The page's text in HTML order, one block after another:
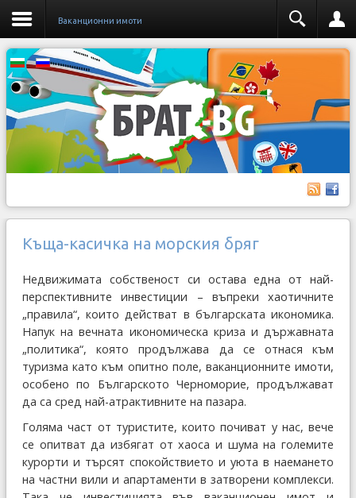
Ваканционни имоти
Къща-касичка на морския бряг
Недвижимата собственост си остава една от най-
перспективните инвестиции – въпреки хаотичните
„правила“, които действат в българската икономика.
Напук на вечната икономическа криза и държавната
„политика“, която продължава да се отнася към
туризма като към опитно поле, ваканционните имоти,
особено по Българското Черноморие, продължават
да са сред най-атрактивните на пазара.
Голяма част от туристите, които почиват у нас, вече
се опитват да избягат от хаоса и шума на големите
курорти и търсят спокойствието и уюта в наемането
на частни вили и апартаменти в затворени комплекси.